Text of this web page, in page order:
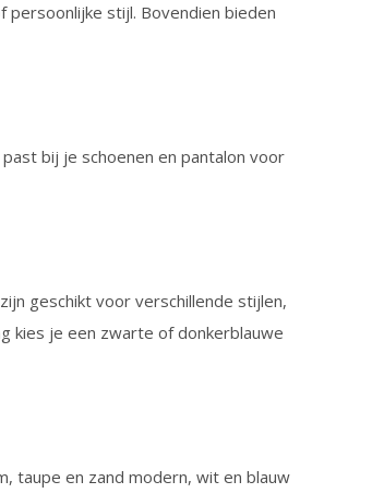
persoonlijke stijl. Bovendien bieden
bij je schoenen en pantalon voor
zijn geschikt voor verschillende stijlen,
kies je een zwarte of donkerblauwe
taupe en zand modern, wit en blauw